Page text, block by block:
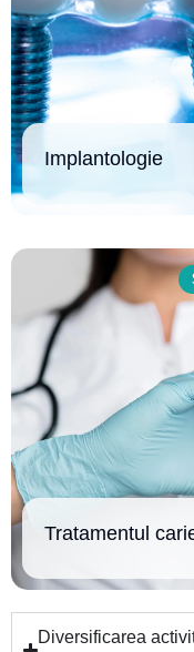
Implantologie
Tratamentul
Diversificarea